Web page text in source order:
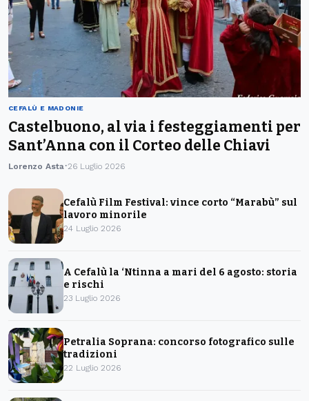
CEFALÙ E MADONIE
Castelbuono, al via i festeggiamenti per
Sant’Anna con il Corteo delle Chiavi
Lorenzo Asta 26 Luglio 2026
Cefalù Film Festival: vince corto “Marabù” sul
lavoro minorile
24 Luglio 2026
A Cefalù la ‘Ntinna a mari del 6 agosto: storia
e rischi
23 Luglio 2026
Petralia Soprana: concorso fotografico sulle
tradizioni
22 Luglio 2026